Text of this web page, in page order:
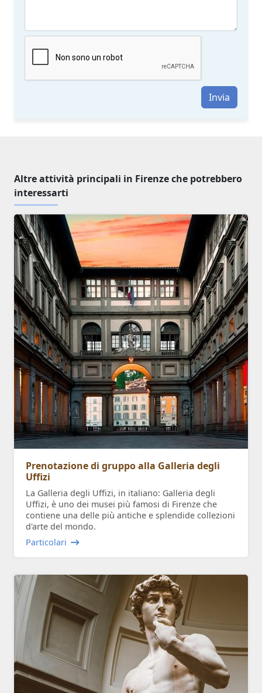
Invia
Altre attività principali in Firenze che potrebbero
interessarti
Prenotazione di gruppo alla Galleria degli
Uffizi
La Galleria degli Uffizi, in italiano: Galleria degli
Uffizi, è uno dei musei più famosi di Firenze che
contiene una delle più antiche e splendide collezioni
d'arte del mondo.
Particolari